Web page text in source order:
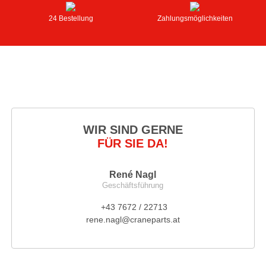
24 Bestellung Zahlungsmöglichkeiten
WIR SIND GERNE
FÜR SIE DA!
René Nagl
Geschäftsführung
+43 7672 / 22713
rene.nagl@craneparts.at